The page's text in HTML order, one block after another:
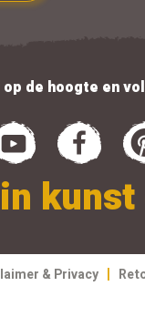
de hoogte en
& Privacy |